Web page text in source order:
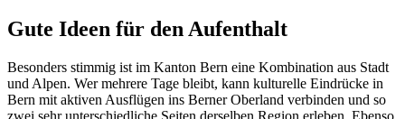
Gute Ideen für den Aufenthalt
Besonders stimmig ist im Kanton Bern eine Kombination aus Stadt
und Alpen. Wer mehrere Tage bleibt, kann kulturelle Eindrücke in
Bern mit aktiven Ausflügen ins Berner Oberland verbinden und so
zwei sehr unterschiedliche Seiten derselben Region erleben. Ebenso